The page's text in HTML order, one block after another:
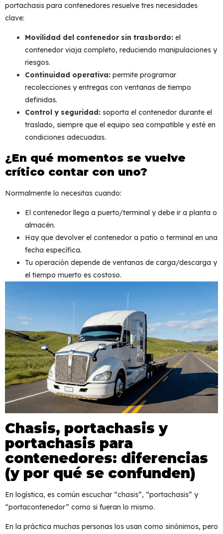
portachasis para contenedores resuelve tres necesidades
clave:
Movilidad del contenedor sin trasbordo: el
contenedor viaja completo, reduciendo manipulaciones y
riesgos.
Continuidad operativa: permite programar
recolecciones y entregas con ventanas de tiempo
definidas.
Control y seguridad: soporta el contenedor durante el
traslado, siempre que el equipo sea compatible y esté en
condiciones adecuadas.
¿En qué momentos se vuelve
crítico contar con uno?
Normalmente lo necesitas cuando:
El contenedor llega a puerto/terminal y debe ir a planta o
almacén.
Hay que devolver el contenedor a patio o terminal en una
fecha específica.
Tu operación depende de ventanas de carga/descarga y
el tiempo muerto es costoso.
Chasis, portachasis y
portachasis para
contenedores: diferencias
(y por qué se confunden)
En logística, es común escuchar “chasis”, “portachasis” y
“portacontenedor” como si fueran lo mismo.
En la práctica muchas personas los usan como sinónimos, pero